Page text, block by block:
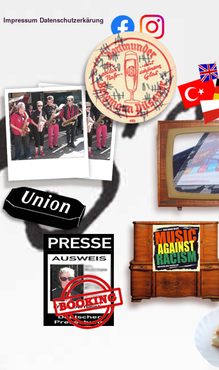
Impressum Datenschutzerkärung